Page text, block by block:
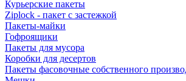
Курьерские пакеты
Ziplock - пакет с застежкой
Пакеты-майки
Гофроящики
Пакеты для мусора
Коробки для десертов
Пакеты фасовочные собственного